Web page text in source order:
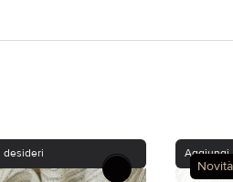
desideri
Novità
Aggiungi